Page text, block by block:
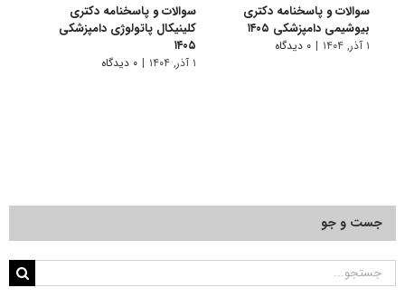
سوالات و پاسخنامه دکتری
بیوشیمی دامپزشکی ۱۴۰۵
۱ آذر, ۱۴۰۴ | ۰ دیدگاه
سوالات و پاسخنامه دکتری
کلینیکال پاتولوژی دامپزشکی
۱۴۰۵
۱ آذر, ۱۴۰۴ | ۰ دیدگاه
جست و جو
جستجو